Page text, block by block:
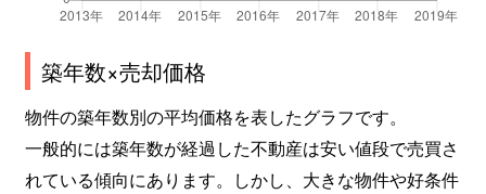
築年数×売却価格
物件の築年数別の平均価格を表したグラフです。
一般的には築年数が経過した不動産は安い値段で売買さ
れている傾向にあります。しかし、大きな物件や好条件